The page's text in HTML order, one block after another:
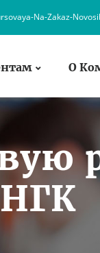
Na-Zakaz-
О